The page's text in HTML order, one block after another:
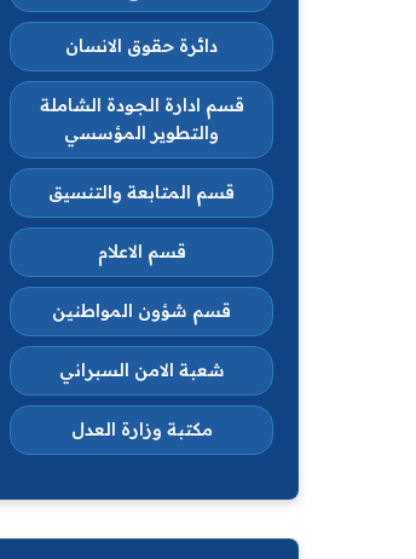
دائرة حقوق الانسان
قسم ادارة الجودة الشاملة
والتطوير المؤسسي
قسم المتابعة والتنسيق
قسم الاعلام
قسم شؤون المواطنين
شعبة الامن السبراني
مكتبة وزارة العدل